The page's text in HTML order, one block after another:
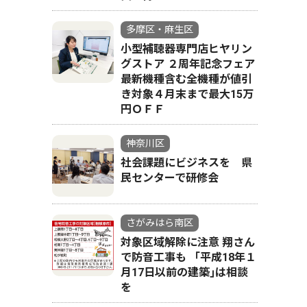
多摩区・麻生区
小型補聴器専門店ヒヤリン
グストア ２周年記念フェア
最新機種含む全機種が値引
き対象４月末まで最大15万
円ＯＦＦ
神奈川区
社会課題にビジネスを 県
民センターで研修会
さがみはら南区
対象区域解除に注意 翔さん
で防音工事も 「平成18年１
月17日以前の建築｣は相談
を